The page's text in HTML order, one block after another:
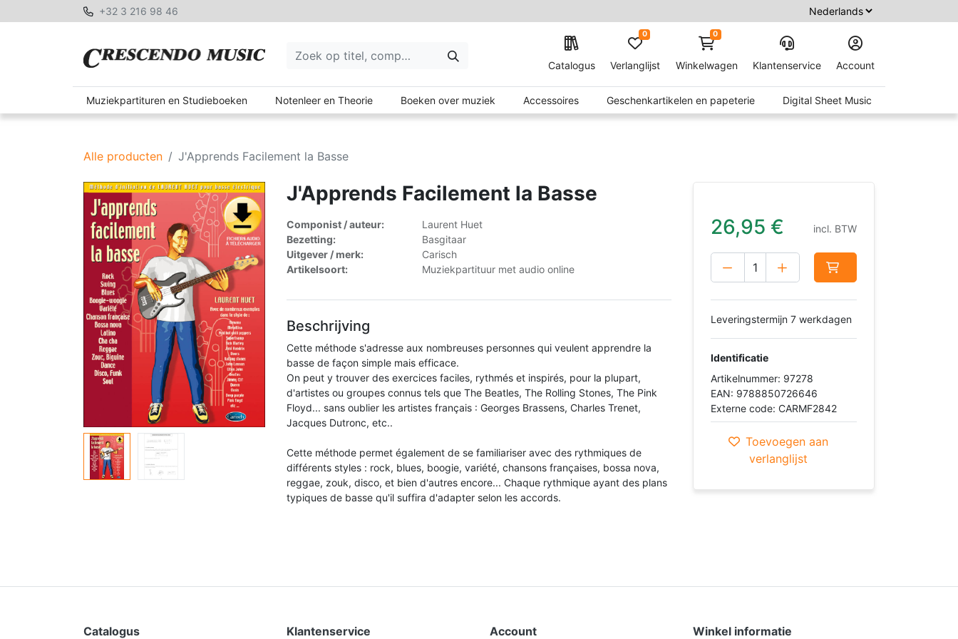
+32 3 216 98 46
Catalogus Verlanglijst
0 0
Winkelwagen Klantenservice Account
Muziekpartituren en Studieboeken Notenleer en Theorie Boeken over muziek Accessoires Geschenkartikelen en papeterie Digital Sheet Music
Alle producten J'Apprends Facilement la Basse
J'Apprends Facilement la Basse
Componist / auteur:
Laurent Huet
Bezetting:
Basgitaar
Uitgever / merk:
Carisch
Artikelsoort:
Muziekpartituur met audio online
Beschrijving
Cette méthode s'adresse aux nombreuses personnes qui veulent apprendre la
basse de façon simple mais efficace.
On peut y trouver des exercices faciles, rythmés et inspirés, pour la plupart,
d'artistes ou groupes connus tels que The Beatles, The Rolling Stones, The Pink
Floyd... sans oublier les artistes français : Georges Brassens, Charles Trenet,
Jacques Dutronc, etc..
Cette méthode permet également de se familiariser avec des rythmiques de
différents styles : rock, blues, boogie, variété, chansons françaises, bossa nova,
reggae, zouk, disco, et bien d'autres encore... Chaque rythmique ayant des plans
typiques de basse qu'il suffira d'adapter selon les accords.
26,95 € incl. BTW
Leveringstermijn 7 werkdagen
Identificatie
Artikelnummer: 97278
EAN: 9788850726646
Externe code: CARMF2842
Toevoegen aan
verlanglijst
Catalogus Klantenservice Account Winkel informatie